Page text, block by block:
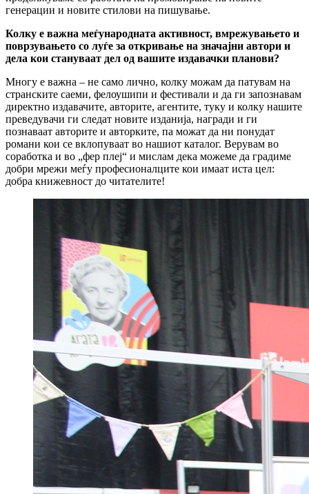
генерации и новите стилови на пишување.
Колку е важна меѓународната активност, вмрежувањето и
поврзувањето со луѓе за откривање на значајни автори и
дела кои стануваат дел од вашите издавачки планови?
Многу е важна – не само лично, колку можам да патувам на
странските саеми, фелоушипи и фестивали и да ги запознавам
директно издавачите, авторите, агентите, туку и колку нашите
преведувачи ги следат новите изданија, награди и ги
познаваат авторите и авторките, па можат да ни понудат
романи кои се вклопуваат во нашиот каталог. Верувам во
соработка и во „фер плеј“ и мислам дека можеме да градиме
добри мрежи меѓу професионалците кои имаат иста цел:
добра книжевност до читателите!